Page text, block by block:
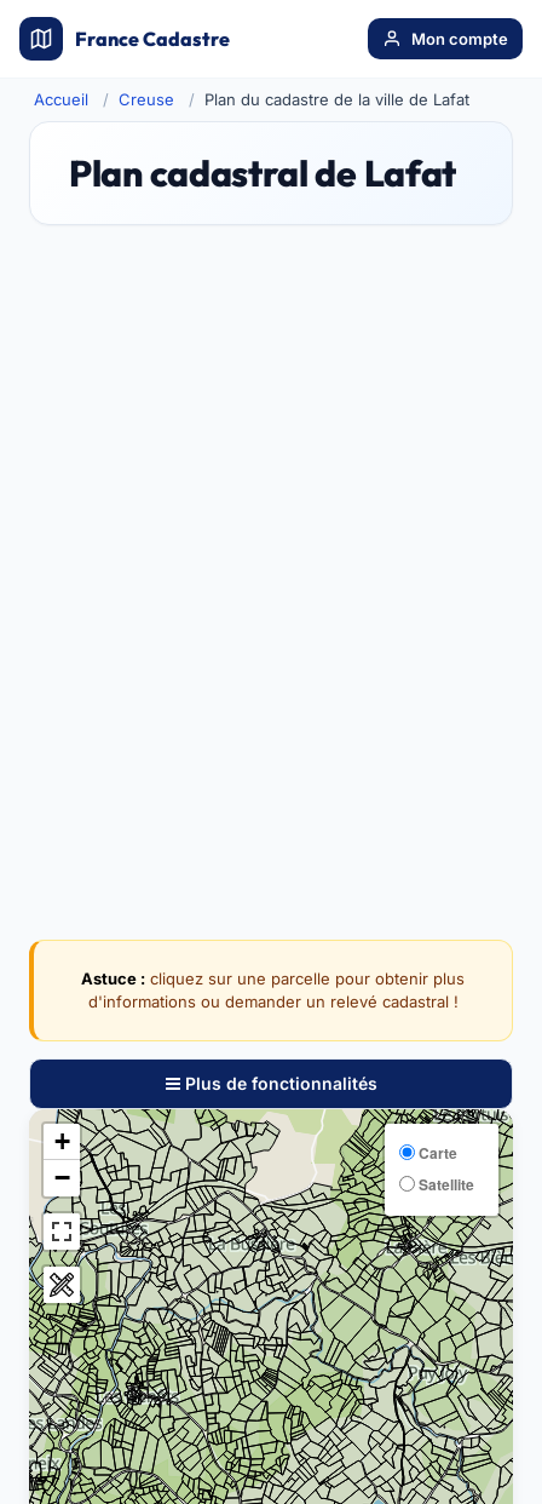
France Cadastre Mon compte
Accueil Creuse Plan du cadastre de la ville de Lafat
Plan cadastral de Lafat
Astuce : cliquez sur une parcelle pour obtenir plus
d'informations ou demander un relevé cadastral !
Plus de fonctionnalités
+
−
Carte
Satellite